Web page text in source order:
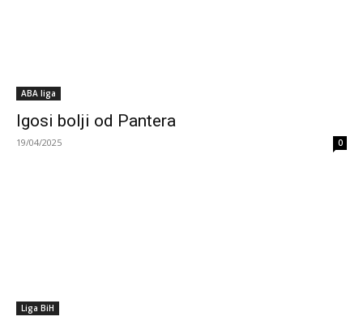
ABA liga
Igosi bolji od Pantera
19/04/2025 0
Liga BiH